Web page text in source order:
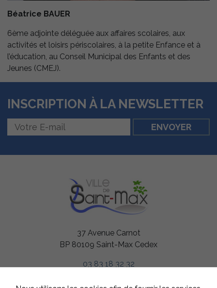
Béatrice BAUER
6ème adjointe déléguée aux affaires scolaires, aux
activités et loisirs périscolaires, à la petite Enfance et à
l’éducation, au Conseil Municipal des Enfants et des
Jeunes (CMEJ).
INSCRIPTION À LA NEWSLETTER
37 Avenue Carnot
BP 80109 Saint-Max Cedex
03 83 18 32 32